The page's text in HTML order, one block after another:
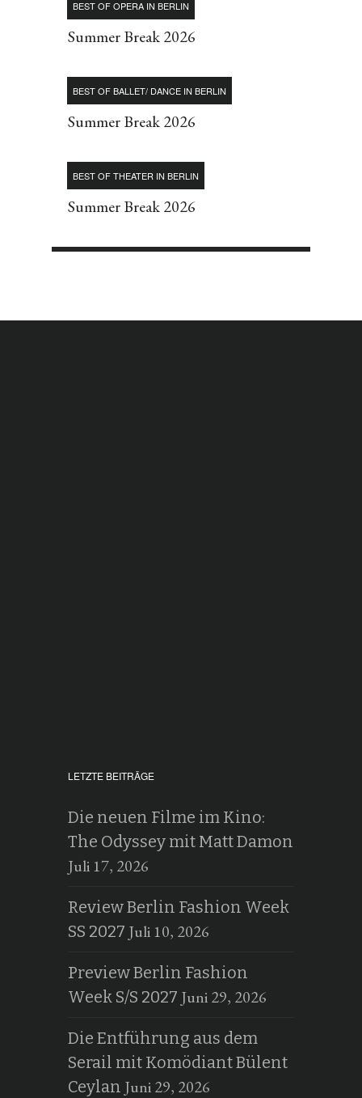
BEST OF OPERA IN BERLIN
Summer Break 2026
BEST OF BALLET/ DANCE IN BERLIN
Summer Break 2026
BEST OF THEATER IN BERLIN
Summer Break 2026
LETZTE BEITRÄGE
Die neuen Filme im Kino:
The Odyssey mit Matt Damon
Juli 17, 2026
Review Berlin Fashion Week
SS 2027 Juli 10, 2026
Preview Berlin Fashion
Week S/S 2027 Juni 29, 2026
Die Entführung aus dem
Serail mit Komödiant Bülent
Ceylan Juni 29, 2026